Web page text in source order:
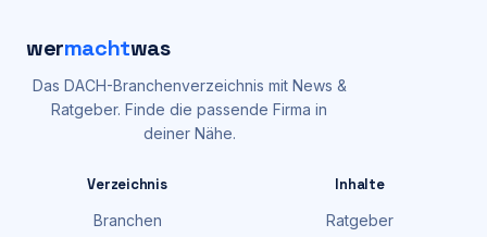
wermachtwas
Das DACH-Branchenverzeichnis mit News &
Ratgeber. Finde die passende Firma in
deiner Nähe.
Verzeichnis
Branchen
Inhalte
Ratgeber